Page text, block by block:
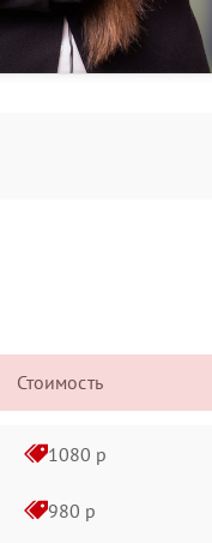
Стоимость
1080 р
980 р